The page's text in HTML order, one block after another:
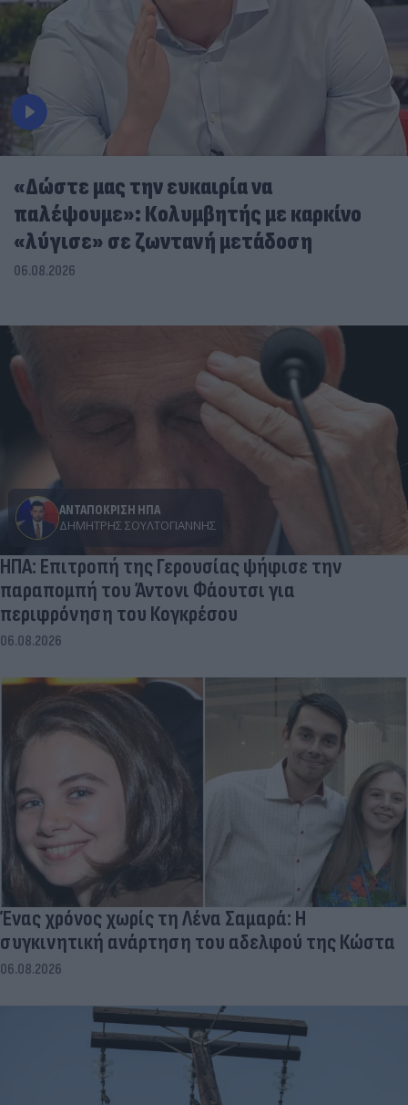
«Δώστε μας την ευκαιρία να
παλέψουμε»: Κολυμβητής με καρκίνο
«λύγισε» σε ζωντανή μετάδοση
06.08.2026
ΑΝΤΑΠΟΚΡΙΣΗ ΗΠΑ
ΔΗΜΉΤΡΗΣ ΣΟΥΛΤΟΓΙΆΝΝΗΣ
ΗΠΑ: Επιτροπή της Γερουσίας ψήφισε την
παραπομπή του Άντονι Φάουτσι για
περιφρόνηση του Κογκρέσου
06.08.2026
Ένας χρόνος χωρίς τη Λένα Σαμαρά: Η
συγκινητική ανάρτηση του αδελφού της Κώστα
06.08.2026